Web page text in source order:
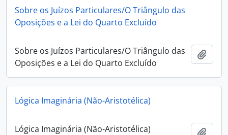
Sobre os Juízos Particulares/O Triângulo das
Oposições e a Lei do Quarto Excluído
Sobre os Juízos Particulares/O Triângulo das
Oposições e a Lei do Quarto Excluído
Lógica Imaginária (Não-Aristotélica)
Lógica Imaginária (Não-Aristotélica)